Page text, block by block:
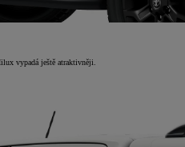
vypadá ještě atraktivněji.